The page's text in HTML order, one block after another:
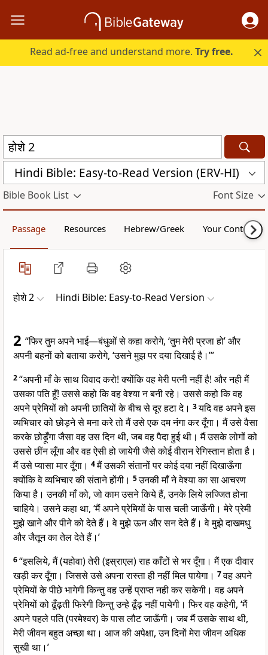
Read ad-free and understand more.Try free.
Hindi Bible: Easy-to-Read Version (ERV-HI)
Bible Book List Font Size
Passage Resources Hebrew/Greek Your Content
होशे 2 Hindi Bible: Easy-to-Read Version
2 “फिर तुम अपने भाई—बंधुओं से कहा करोगे, ‘तुम मेरी प्रजा हो’ और
अपनी बहनों को बताया करोगे, ‘उसने मुझ पर दया दिखाई है।’”
2“अपनी माँ के साथ विवाद करो! क्योंकि वह मेरी पत्नी नहीं है! और नही मैं
उसका पति हूँ! उससे कहो कि वह वेश्या न बनी रहे। उससे कहो कि वह
अपने प्रेमियों को अपनी छातियों के बीच से दूर हटा दे। 3यदि वह अपने इस
व्यभिचार को छोड़ने से मना करे तो मैं उसे एक दम नंगा कर दूँगा। मैं उसे वैसा
करके छोड़ूँगा जैसा वह उस दिन थी, जब वह पैदा हुई थी। मैं उसके लोगों को
उससे छींन लूँगा और वह ऐसी हो जायेगी जैसे कोई वीरान रेगिस्तान होता है।
मैं उसे प्यासा मार दूँगा। 4मैं उसकी संतानों पर कोई दया नहीं दिखाऊँगा
क्योंकि वे व्यभिचार की संताने होंगी। 5उनकी माँ ने वेश्या का सा आचरण
किया है। उनकी माँ को, जो काम उसने किये हैं, उनके लिये लज्जित होना
चाहिये। उसने कहा था, ‘मैं अपने प्रेमियों के पास चली जाऊँगी। मेरे प्रेमी
मुझे खाने और पीने को देते हैं। वे मुझे ऊन और सन देते हैं। वे मुझे दाखमधु
और जैतून का तेल देते हैं।’
6“इसलिये, मैं (यहोवा) तेरी (इस्राएल) राह काँटों से भर दूँगा। मैं एक दीवार
खड़ी कर दूँगा। जिससे उसे अपना रास्ता ही नहीं मिल पायेगा। 7वह अपने
प्रेमियों के पीछे भागेगी किन्तु वह उन्हें प्राप्त नही कर सकेगी। वह अपने
प्रेमियों को ढूँढ़ती फिरेगी किन्तु उन्हे ढूँढ़ नहीं पायेगी। फिर वह कहेगी, ‘मैं
अपने पहले पति (परमेश्वर) के पास लौट जाऊँगी। जब मैं उसके साथ थी,
मेरी जीवन बहुत अच्छा था। आज की अपेक्षा, उन दिनों मेरा जीवन अधिक
सुखी था।’